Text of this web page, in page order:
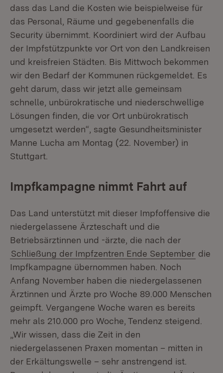
dass das Land die Kosten wie beispielweise für
das Personal, Räume und gegebenenfalls die
Security übernimmt. Koordiniert wird der Aufbau
der Impfstützpunkte vor Ort von den Landkreisen
und kreisfreien Städten. Bis Mittwoch bekommen
wir den Bedarf der Kommunen rückgemeldet. Es
geht darum, dass wir jetzt alle gemeinsam
schnelle, unbürokratische und niederschwellige
Lösungen finden, die vor Ort unbürokratisch
umgesetzt werden“, sagte Gesundheitsminister
Manne Lucha am Montag (22. November) in
Stuttgart.
Impfkampagne nimmt Fahrt auf
Das Land unterstützt mit dieser Impfoffensive die
niedergelassene Ärzteschaft und die
Betriebsärztinnen und -ärzte, die nach der
Schließung der Impfzentren Ende September die
Impfkampagne übernommen haben. Noch
Anfang November haben die niedergelassenen
Ärztinnen und Ärzte pro Woche 89.000 Menschen
geimpft. Vergangene Woche waren es bereits
mehr als 210.000 pro Woche, Tendenz steigend.
„Wir wissen, dass die Zeit in den
niedergelassenen Praxen momentan – mitten in
der Erkältungswelle – sehr anstrengend ist.